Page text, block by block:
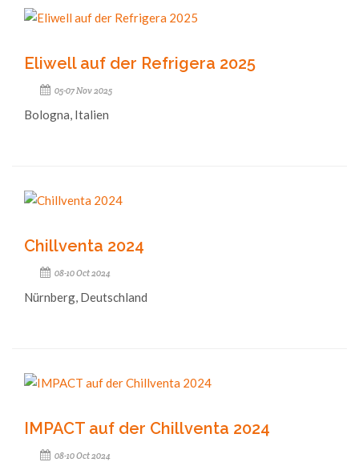
Eliwell auf der Refrigera 2025
05-07 Nov 2025
Bologna, Italien
Chillventa 2024
08-10 Oct 2024
Nürnberg, Deutschland
IMPACT auf der Chillventa 2024
08-10 Oct 2024